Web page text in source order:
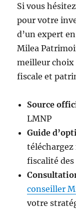
Si vous
pour votre
d’un expert
Milea
meilleur
fiscale et
Source
LMNP
Guide
fiscalité
conseiller
votre